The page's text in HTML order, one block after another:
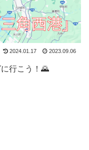
2024.01.17 2023.09.06
行こう！🌄